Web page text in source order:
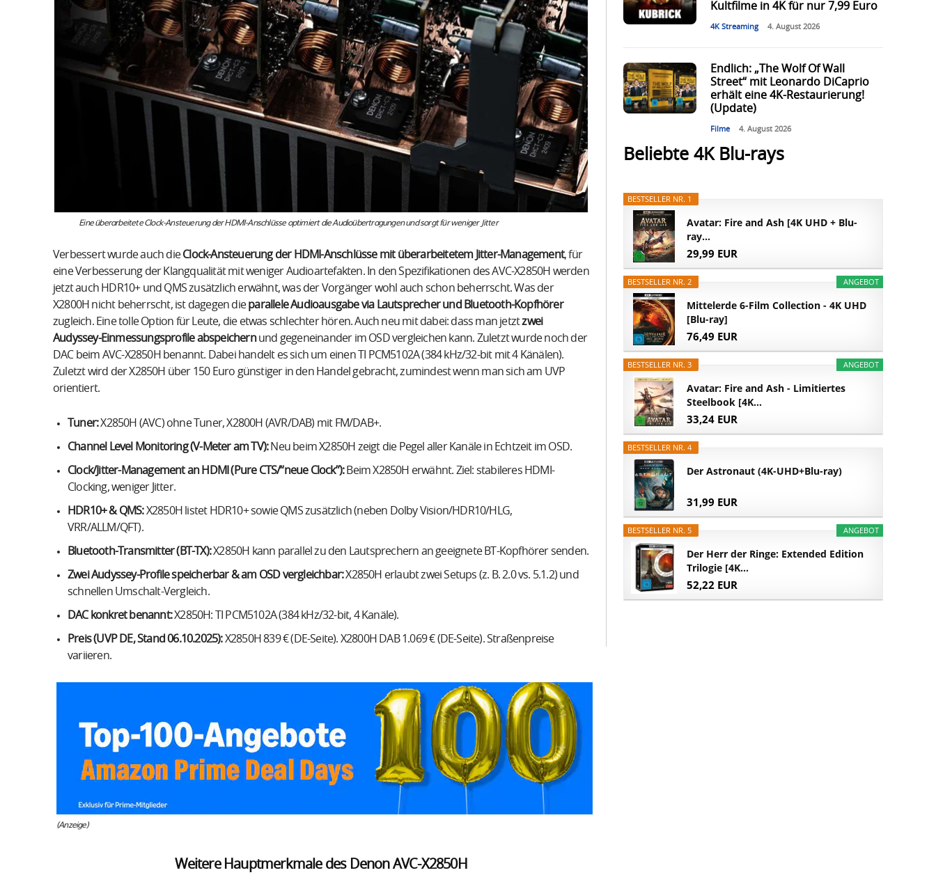
Eine überarbeitete Clock-Ansteuerung der HDMI-Anschlüsse optimiert die Audioübertragungen und sorgt für weniger Jitter
Verbessert wurde auch dieClock-Ansteuerung der HDMI-Anschlüsse mit überarbeitetem Jitter-Management, für
eine Verbesserung der Klangqualität mit weniger Audioartefakten. In den Spezifikationen des AVC-X2850H werden
jetzt auch HDR10+ und QMS zusätzlich erwähnt, was der Vorgänger wohl auch schon beherrscht. Was der
X2800H nicht beherrscht, ist dagegen dieparallele Audioausgabe via Lautsprecher und Bluetooth-Kopfhörer
zugleich. Eine tolle Option für Leute, die etwas schlechter hören. Auch neu mit dabei: dass man jetztzwei
Audyssey-Einmessungsprofile abspeichernund gegeneinander im OSD vergleichen kann. Zuletzt wurde noch der
DAC beim AVC-X2850H benannt. Dabei handelt es sich um einen TI PCM5102A (384 kHz/32-bit mit 4 Känälen).
Zuletzt wird der X2850H über 150 Euro günstiger in den Handel gebracht, zumindest wenn man sich am UVP
orientiert.
Tuner:X2850H (AVC) ohne Tuner, X2800H (AVR/DAB) mit FM/DAB+.
Channel Level Monitoring (V-Meter am TV):Neu beim X2850H zeigt die Pegel aller Kanäle in Echtzeit im OSD.
Clock/Jitter-Management an HDMI (Pure CTS/“neue Clock”):Beim X2850H erwähnt. Ziel: stabileres HDMI-
Clocking, weniger Jitter.
HDR10+ & QMS:X2850H listet HDR10+ sowie QMS zusätzlich (neben Dolby Vision/HDR10/HLG,
VRR/ALLM/QFT).
Bluetooth-Transmitter (BT-TX):X2850H kann parallel zu den Lautsprechern an geeignete BT-Kopfhörer senden.
Zwei Audyssey-Profile speicherbar & am OSD vergleichbar:X2850H erlaubt zwei Setups (z. B. 2.0 vs. 5.1.2) und
schnellen Umschalt-Vergleich.
DAC konkret benannt:X2850H: TI PCM5102A (384 kHz/32-bit, 4 Kanäle).
Preis (UVP DE, Stand 06.10.2025):X2850H 839 € (DE-Seite). X2800H DAB 1.069 € (DE-Seite). Straßenpreise
variieren.
(Anzeige)
Weitere Hauptmerkmale des Denon AVC-X2850H
Kultfilme in 4K für nur 7,99 Euro
4K Streaming 4. August 2026
Endlich: „The Wolf Of Wall
Street“ mit Leonardo DiCaprio
erhält eine 4K-Restaurierung!
(Update)
Filme 4. August 2026
Beliebte 4K Blu-rays
BESTSELLER NR. 1
Avatar: Fire and Ash [4K UHD + Blu-
ray...
29,99 EUR
ANGEBOT
BESTSELLER NR. 2
Mittelerde 6-Film Collection - 4K UHD
[Blu-ray]
76,49 EUR
ANGEBOT
BESTSELLER NR. 3
Avatar: Fire and Ash - Limitiertes
Steelbook [4K...
33,24 EUR
BESTSELLER NR. 4
Der Astronaut (4K-UHD+Blu-ray)
31,99 EUR
ANGEBOT
BESTSELLER NR. 5
Der Herr der Ringe: Extended Edition
Trilogie [4K...
52,22 EUR